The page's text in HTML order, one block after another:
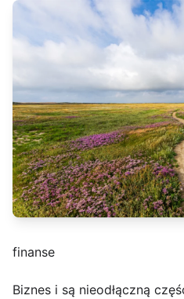
finanse
Biznes i są nieodłączną